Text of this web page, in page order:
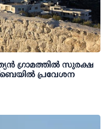
ഗ്രാമത്തിൽ സുരക്ഷ
പ്രവേശന